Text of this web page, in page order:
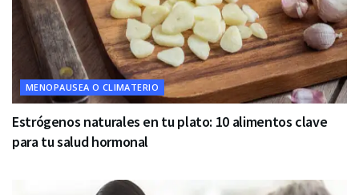
MENOPAUSEA O CLIMATERIO
Estrógenos naturales en tu plato: 10 alimentos clave
para tu salud hormonal